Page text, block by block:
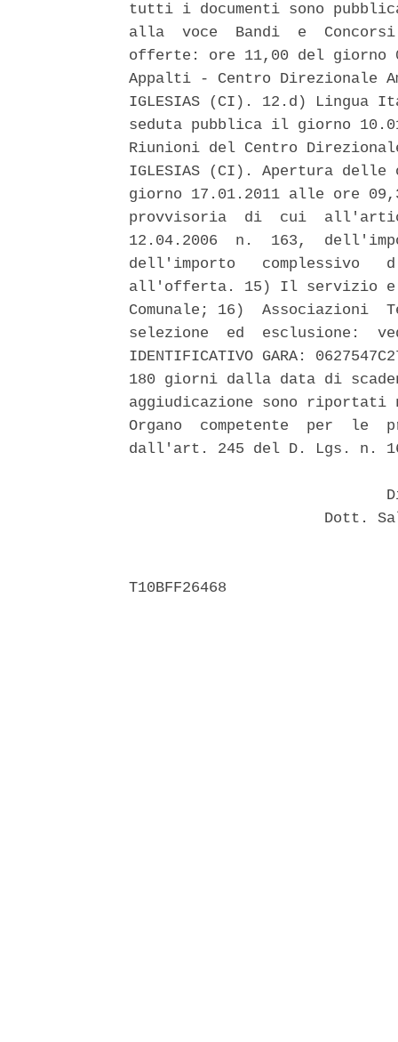
tutti i documenti sono
alla  voce  Bandi  e
offerte: ore 11,00 del
Appalti - Centro Direzionale
IGLESIAS (CI). 12.d) Lingua
seduta pubblica il giorno
Riunioni del Centro
IGLESIAS (CI). Apertura
giorno 17.01.2011 alle ore
provvisoria  di  cui
12.04.2006  n.  163,
dell'importo   complessivo
all'offerta. 15) Il servizio
Comunale; 16)  Associazioni
selezione  ed  esclusione:
IDENTIFICATIVO GARA:
180 giorni dalla data di
aggiudicazione sono
Organo  competente  per  le
dall'art. 245 del D. Lgs. n.
Dott.